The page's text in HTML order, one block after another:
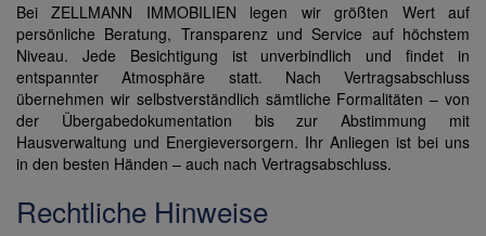
Bei ZELLMANN IMMOBILIEN legen wir größten Wert auf
persönliche Beratung, Transparenz und Service auf höchstem
Niveau. Jede Besichtigung ist unverbindlich und findet in
entspannter Atmosphäre statt. Nach Vertragsabschluss
übernehmen wir selbstverständlich sämtliche Formalitäten – von
der Übergabedokumentation bis zur Abstimmung mit
Hausverwaltung und Energieversorgern. Ihr Anliegen ist bei uns
in den besten Händen – auch nach Vertragsabschluss.
Rechtliche Hinweise